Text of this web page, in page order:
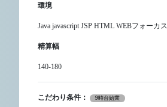
環境
Java javascript JSP HTML WEBフォーカス
精算幅
140-180
こだわり条件： 9時台始業